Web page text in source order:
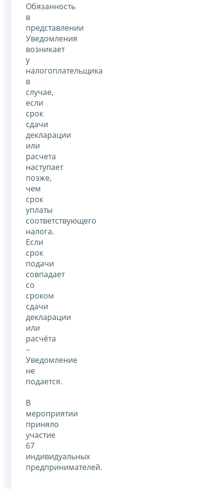
Обязанность
в
представлении
Уведомления
возникает
у
налогоплательщика
в
случае,
если
срок
сдачи
декларации
или
расчета
наступает
позже,
чем
срок
уплаты
соответствующего
налога.
Если
срок
подачи
совпадает
со
сроком
сдачи
декларации
или
расчёта
–
Уведомление
не
подается.
В
мероприятии
приняло
участие
67
индивидуальных
предпринимателей.